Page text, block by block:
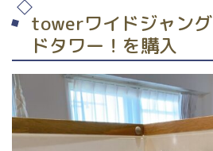
towerワイドジャン
ドタワー！を購入